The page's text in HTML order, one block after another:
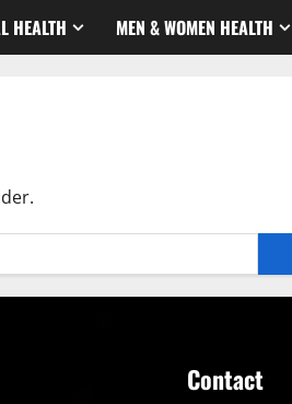
HEALTH MEN & WOMEN HEALTH
Contact